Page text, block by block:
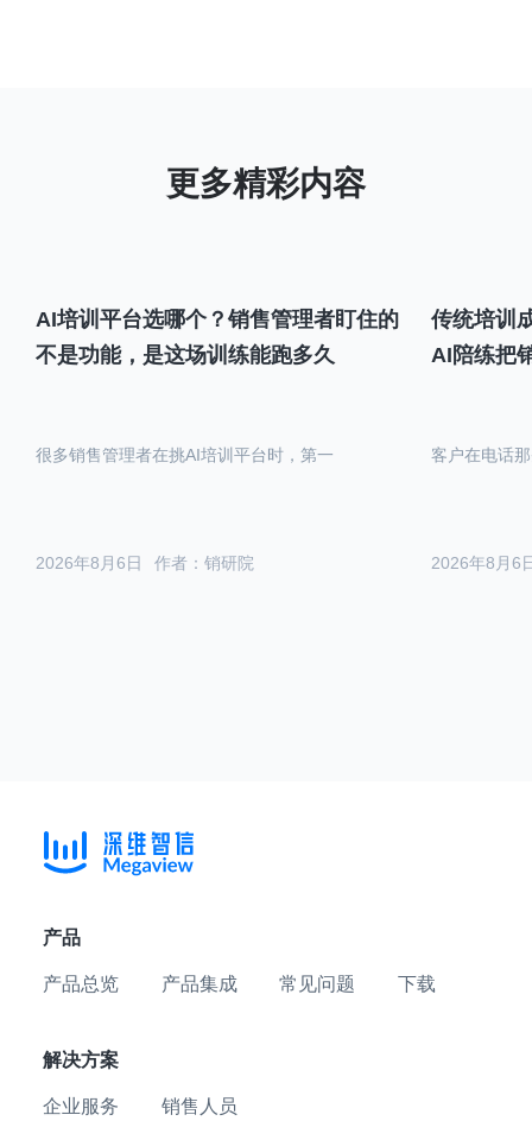
AI培训平台选哪个？销售管理者盯住的
不是功能，是这场训练能跑多久
作者：销研院
2026年8月6日
很多销售管理者在挑AI培训平台时，第一
传统培训
AI陪练把
2026年8月6
客户在电话
产品
产品总览 产品集成 常见问题 下载
解决方案
企业服务 销售人员